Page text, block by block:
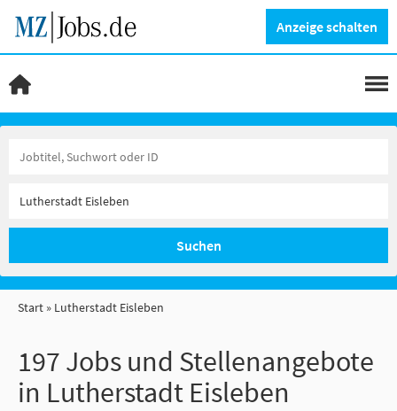
Anzeige schalten
Suchen
Start Lutherstadt Eisleben
197 Jobs und Stellenangebote
in Lutherstadt Eisleben